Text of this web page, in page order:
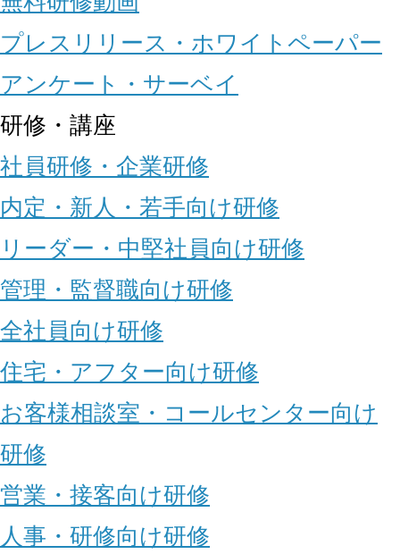
プレスリリース・ホワイトペーパー
アンケート・サーベイ
研修・講座
社員研修・企業研修
内定・新人・若手向け研修
リーダー・中堅社員向け研修
管理・監督職向け研修
全社員向け研修
住宅・アフター向け研修
お客様相談室・コールセンター向け
研修
営業・接客向け研修
人事・研修向け研修